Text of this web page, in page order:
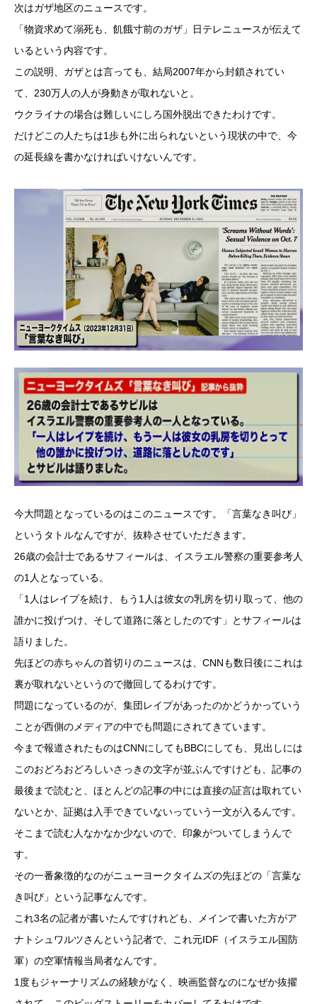
次はガザ地区のニュースです。
「物資求めて溺死も、飢餓寸前のガザ」日テレニュースが伝えて
いるという内容です。
この説明、ガザとは言っても、結局2007年から封鎖されてい
て、230万人の人が身動きが取れないと。
ウクライナの場合は難しいにしろ国外脱出できたわけです。
だけどこの人たちは1歩も外に出られないという現状の中で、今
の延長線を書かなければいけないんです。
今大問題となっているのはこのニュースです。「言葉なき叫び」
というタトルなんですが、抜粋させていただきます。
26歳の会計士であるサフィールは、イスラエル警察の重要参考人
の1人となっている。
「1人はレイプを続け、もう1人は彼女の乳房を切り取って、他の
誰かに投げつけ、そして道路に落としたのです」とサフィールは
語りました。
先ほどの赤ちゃんの首切りのニュースは、CNNも数日後にこれは
裏が取れないというので撤回してるわけです。
問題になっているのが、集団レイプがあったのかどうかっていう
ことが西側のメディアの中でも問題にされてきています。
今まで報道されたものはCNNにしてもBBCにしても、見出しには
このおどろおどろしいさっきの文字が並ぶんですけども、記事の
最後まで読むと、ほとんどの記事の中には直接の証言は取れてい
ないとか、証拠は入手できていないっていう一文が入るんです。
そこまで読む人なかなか少ないので、印象がついてしまうんで
す。
その一番象徴的なのがニューヨークタイムズの先ほどの「言葉な
き叫び」という記事なんです。
これ3名の記者が書いたんですけれども、メインで書いた方がア
ナトシュワルツさんという記者で、これ元IDF（イスラエル国防
軍）の空軍情報当局者なんです。
1度もジャーナリズムの経験がなく、映画監督なのになぜか抜擢